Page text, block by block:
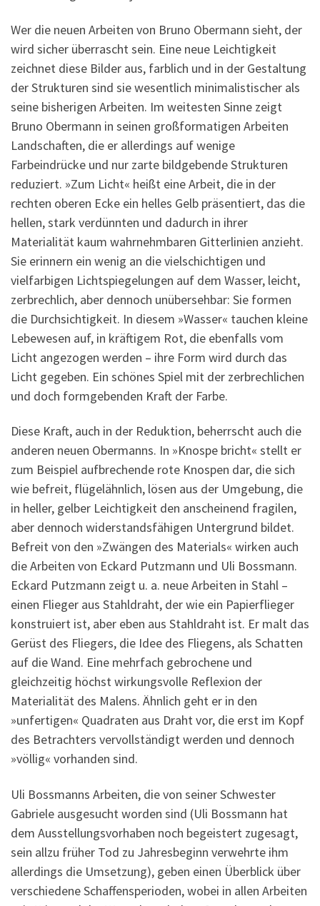
Wer die neuen Arbeiten von Bruno Obermann sieht, der
wird sicher überrascht sein. Eine neue Leichtigkeit
zeichnet diese Bilder aus, farblich und in der Gestaltung
der Strukturen sind sie wesentlich minimalistischer als
seine bisherigen Arbeiten. Im weitesten Sinne zeigt
Bruno Obermann in seinen großformatigen Arbeiten
Landschaften, die er allerdings auf wenige
Farbeindrücke und nur zarte bildgebende Strukturen
reduziert. »Zum Licht« heißt eine Arbeit, die in der
rechten oberen Ecke ein helles Gelb präsentiert, das die
hellen, stark verdünnten und dadurch in ihrer
Materialität kaum wahrnehmbaren Gitterlinien anzieht.
Sie erinnern ein wenig an die vielschichtigen und
vielfarbigen Lichtspiegelungen auf dem Wasser, leicht,
zerbrechlich, aber dennoch unübersehbar: Sie formen
die Durchsichtigkeit. In diesem »Wasser« tauchen kleine
Lebewesen auf, in kräftigem Rot, die ebenfalls vom
Licht angezogen werden – ihre Form wird durch das
Licht gegeben. Ein schönes Spiel mit der zerbrechlichen
und doch formgebenden Kraft der Farbe.
Diese Kraft, auch in der Reduktion, beherrscht auch die
anderen neuen Obermanns. In »Knospe bricht« stellt er
zum Beispiel aufbrechende rote Knospen dar, die sich
wie befreit, flügelähnlich, lösen aus der Umgebung, die
in heller, gelber Leichtigkeit den anscheinend fragilen,
aber dennoch widerstandsfähigen Untergrund bildet.
Befreit von den »Zwängen des Materials« wirken auch
die Arbeiten von Eckard Putzmann und Uli Bossmann.
Eckard Putzmann zeigt u. a. neue Arbeiten in Stahl –
einen Flieger aus Stahldraht, der wie ein Papierflieger
konstruiert ist, aber eben aus Stahldraht ist. Er malt das
Gerüst des Fliegers, die Idee des Fliegens, als Schatten
auf die Wand. Eine mehrfach gebrochene und
gleichzeitig höchst wirkungsvolle Reflexion der
Materialität des Malens. Ähnlich geht er in den
»unfertigen« Quadraten aus Draht vor, die erst im Kopf
des Betrachters vervollständigt werden und dennoch
»völlig« vorhanden sind.
Uli Bossmanns Arbeiten, die von seiner Schwester
Gabriele ausgesucht worden sind (Uli Bossmann hat
dem Ausstellungsvorhaben noch begeistert zugesagt,
sein allzu früher Tod zu Jahresbeginn verwehrte ihm
allerdings die Umsetzung), geben einen Überblick über
verschiedene Schaffensperioden, wobei in allen Arbeiten